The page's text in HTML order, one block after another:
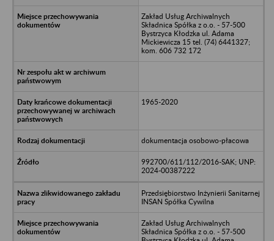
Zakład Usług Archiwalnych
Składnica Spółka z o.o. - 57-500
Bystrzyca Kłodzka ul. Adama
Mickiewicza 15 tel. (74) 6441327;
kom. 606 732 172
1965-2020
dokumentacja osobowo-płacowa
992700/611/112/2016-SAK; UNP:
2024-00387222
Przedsiębiorstwo Inżynierii Sanitarnej
INSAN Spółka Cywilna
Zakład Usług Archiwalnych
Składnica Spółka z o.o. - 57-500